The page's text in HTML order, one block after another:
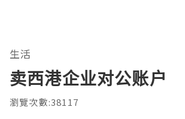
生活
卖西港企业对公账户
瀏覽次數:38117